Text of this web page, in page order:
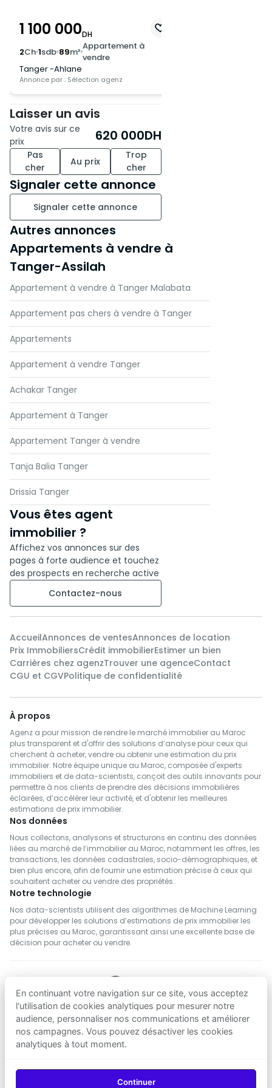
emplacement stratégique.
Pour plus d'informations ou
pour réserver votre futur
appartement, n'hésitez pas à
nous contacter dès
maintenant.
1 100 000DH
2Ch 1sdb 89m² Appartement à
vendre
Tanger -Ahlane
Annonce par : Sélection agenz
Laisser un avis
Votre avis sur ce
prix
620 000DH
Pas
cher
Au prix
Trop
cher
Signaler cette annonce
Signaler cette annonce
Autres annonces
Appartements à vendre à
Tanger-Assilah
Appartement à vendre à Tanger Malabata
Appartement pas chers à vendre à Tanger
Appartements
Appartement à vendre Tanger
Achakar Tanger
Appartement à Tanger
Appartement Tanger à vendre
Tanja Balia Tanger
Drissia Tanger
Vous êtes agent
immobilier ?
Affichez vos annonces sur des
pages à forte audience et touchez
des prospects en recherche active
Contactez-nous
AccueilAnnonces de ventesAnnonces de location
Prix ImmobiliersCrédit immobilierEstimer un bien
Carrières chez agenzTrouver une agenceContact
CGU et CGVPolitique de confidentialité
À propos
Agenz a pour mission de rendre le marché immobilier au Maroc
plus transparent et d'offrir des solutions d’analyse pour ceux qui
cherchent à acheter, vendre ou obtenir une estimation du prix
immobilier. Notre équipe unique au Maroc, composée d'experts
immobiliers et de data-scientists, conçoit des outils innovants pour
permettre à nos clients de prendre des décisions immobilières
éclairées, d’accélérer leur activité, et d'obtenir les meilleures
estimations de prix immobilier.
Nos données
Nous collectons, analysons et structurons en continu des données
liées au marché de l’immobilier au Maroc, notamment les offres, les
transactions, les données cadastrales, socio-démographiques, et
bien plus encore, afin de fournir une estimation précise à ceux qui
souhaitent acheter ou vendre des propriétés.
Notre technologie
Nos data-scientists utilisent des algorithmes de Machine Learning
pour développer les solutions d’estimations de prix immobilier les
plus précises au Maroc, garantissant ainsi une excellente base de
décision pour acheter ou vendre.
SUIVEZ NOUS
Telecharger sur
App Store
Telecharger sur
© 2026Agenz— Tous droits réservés.
En continuant votre navigation sur ce site, vous acceptez
l'utilisation de cookies analytiques pour mesurer notre
audience, personnaliser nos communications et améliorer
nos campagnes. Vous pouvez désactiver les cookies
analytiques à tout moment.
Continuer